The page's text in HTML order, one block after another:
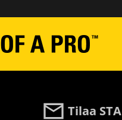
Tilaa